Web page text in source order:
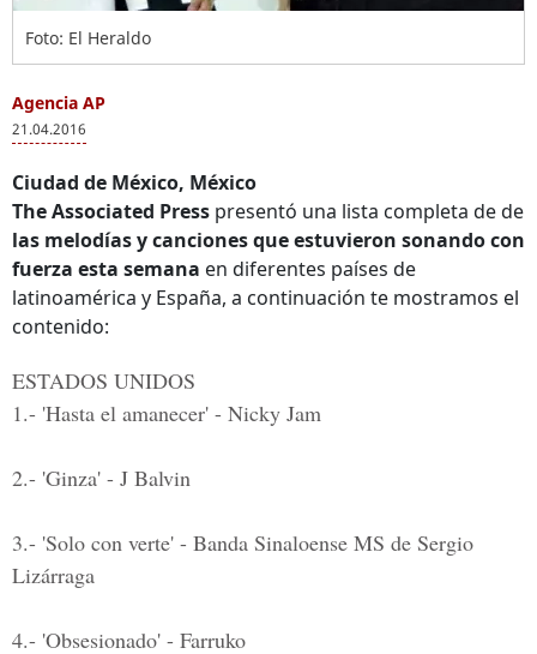
Foto: El Heraldo
Agencia AP
21.04.2016
Ciudad de México, México
The Associated Press presentó una lista completa de de
las melodías y canciones que estuvieron sonando con
fuerza esta semana en diferentes países de
latinoamérica y España, a continuación te mostramos el
contenido:
ESTADOS UNIDOS
1.- 'Hasta el amanecer' - Nicky Jam
2.- 'Ginza' - J Balvin
3.- 'Solo con verte' - Banda Sinaloense MS de Sergio
Lizárraga
4.- 'Obsesionado' - Farruko